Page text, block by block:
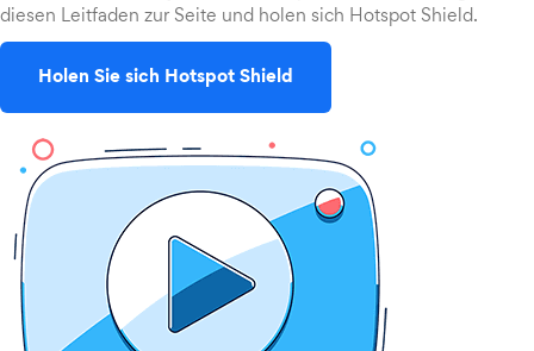
diesen Leitfaden zur Seite und holen sich Hotspot Shield.
Holen Sie sich Hotspot Shield